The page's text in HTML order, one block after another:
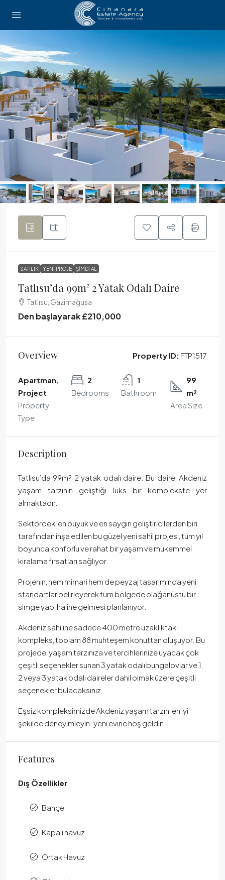
SATILIK YENI PROJE ŞIMDI AL
Tatlısu’da 99m² 2 Yatak Odalı Daire
Tatlısu, Gazimağusa
Den başlayarak£210,000
Overview Property ID: FTP1517
Apartman,
Project
Property
Type
2
Bedrooms
1
Bathroom
99
m²
Area Size
Description
Tatlısu’da 99m² 2 yatak odalı daire. Bu daire, Akdeniz
yaşam tarzının geliştiği lüks bir komplekste yer
almaktadır.
Sektördeki en büyük ve en saygın geliştiricilerden biri
tarafından inşa edilen bu güzel yeni sahil projesi, tüm yıl
boyunca konforlu ve rahat bir yaşam ve mükemmel
kiralama fırsatları sağlıyor.
Projenin, hem mimari hem de peyzaj tasarımında yeni
standartlar belirleyerek tüm bölgede olağanüstü bir
simge yapı haline gelmesi planlanıyor.
Akdeniz sahiline sadece 400 metre uzaklıktaki
kompleks, toplam 88 muhteşem konuttan oluşuyor. Bu
projede, yaşam tarzınıza ve tercihlerinize uyacak çok
çeşitli seçenekler sunan 3 yatak odalı bungalovlar ve 1,
2 veya 3 yatak odalı daireler dahil olmak üzere çeşitli
seçenekler bulacaksınız.
Eşsiz kompleksimizde Akdeniz yaşam tarzını en iyi
şekilde deneyimleyin. yeni evine hoş geldin
Features
Dış Özellikler
Bahçe
Kapalı havuz
Ortak Havuz